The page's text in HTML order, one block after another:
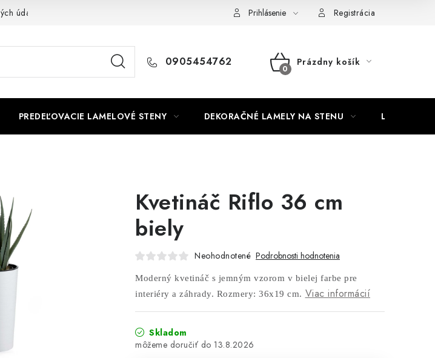
údajov Nábytok na mieru Najpredávanejšie produkty
Prihlásenie Registrácia
0905454762
NÁKUPNÝ
Prázdny košík
PREDEĽOVACIE LAMELOVÉ STENY DEKORAČNÉ LAMELY NA STENU LAMELOVÉ
Kvetináč Riflo 36 cm
biely
Neohodnotené Podrobnosti hodnotenia
Moderný kvetináč s jemným vzorom v bielej farbe pre
interiéry a záhrady. Rozmery: 36x19 cm. Viac informácií
Skladom
13.8.2026